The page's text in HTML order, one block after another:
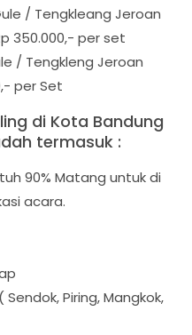
/ Tengkleang Jeroan
350.000,- per set
/ Tengkleng Jeroan
per Set
di Kota Bandung
termasuk :
90% Matang untuk di
acara.
Piring, Mangkok,